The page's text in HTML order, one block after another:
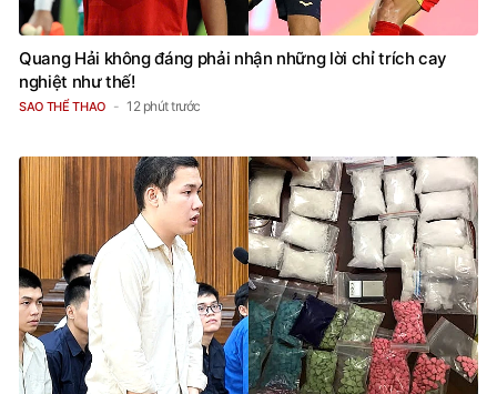
Quang Hải không đáng phải nhận những lời chỉ trích cay
nghiệt như thế!
SAO THỂ THAO 12 phút trước